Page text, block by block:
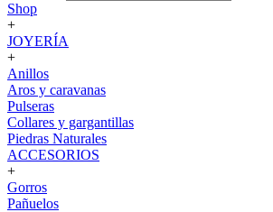
Shop
+
JOYERÍA
+
Anillos
Aros y caravanas
Pulseras
Collares y gargantillas
Piedras Naturales
ACCESORIOS
+
Gorros
Pañuelos